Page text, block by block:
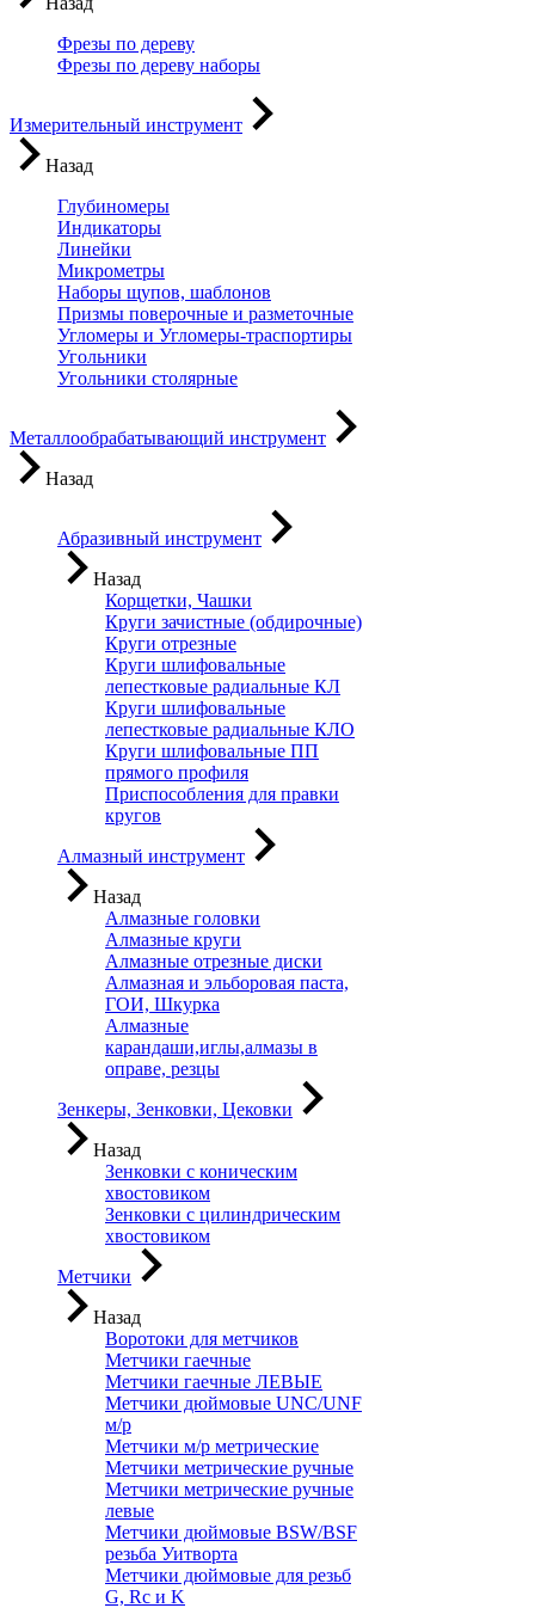
Фрезы по дереву
Фрезы по дереву наборы
Измерительный инструмент
Назад
Глубиномеры
Индикаторы
Линейки
Микрометры
Наборы щупов, шаблонов
Призмы поверочные и разметочные
Угломеры и Угломеры-траспортиры
Угольники
Угольники столярные
Металлообрабатывающий инструмент
Назад
Абразивный инструмент
Назад
Корщетки, Чашки
Круги зачистные (обдирочные)
Круги отрезные
Круги шлифовальные
лепестковые радиальные КЛ
Круги шлифовальные
лепестковые радиальные КЛО
Круги шлифовальные ПП
прямого профиля
Приспособления для правки
кругов
Алмазный инструмент
Назад
Алмазные головки
Алмазные круги
Алмазные отрезные диски
Алмазная и эльборовая паста,
ГОИ, Шкурка
Алмазные
карандаши,иглы,алмазы в
оправе, резцы
Зенкеры, Зенковки, Цековки
Назад
Зенковки с коническим
хвостовиком
Зенковки с цилиндрическим
хвостовиком
Метчики
Назад
Воротоки для метчиков
Метчики гаечные
Метчики гаечные ЛЕВЫЕ
Метчики дюймовые UNC/UNF
м/р
Метчики м/р метрические
Метчики метрические ручные
Метчики метрические ручные
левые
Метчики дюймовые BSW/BSF
резьба Уитворта
Метчики дюймовые для резьб
G, Rc и K